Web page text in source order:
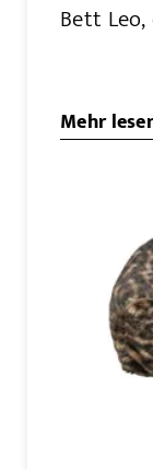
Bett
Mehr